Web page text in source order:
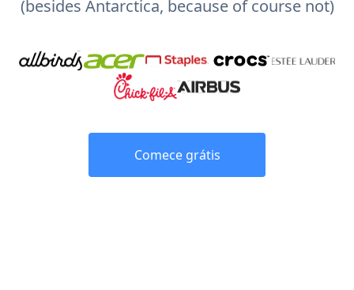
(besides Antarctica, because of course not)
Comece grátis